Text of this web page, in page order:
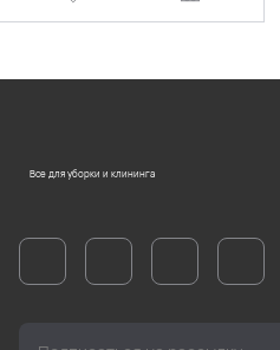
Все для уборки и клининга